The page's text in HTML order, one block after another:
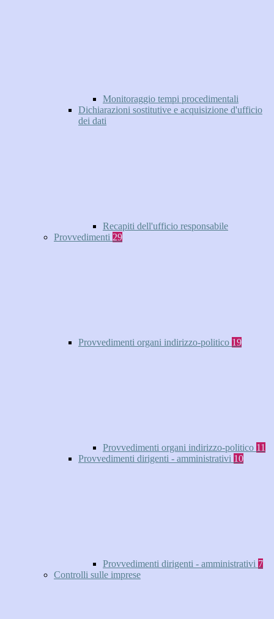
Monitoraggio tempi procedimentali
Dichiarazioni sostitutive e acquisizione d'ufficio
dei dati
Recapiti dell'ufficio responsabile
Provvedimenti 29
Provvedimenti organi indirizzo-politico 19
Provvedimenti organi indirizzo-politico 11
Provvedimenti dirigenti - amministrativi 10
Provvedimenti dirigenti - amministrativi 7
Controlli sulle imprese